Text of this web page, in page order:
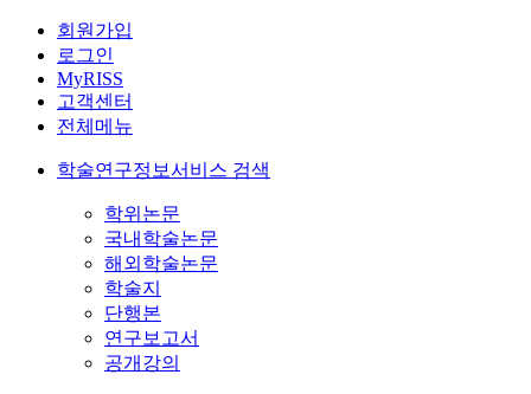
회원가입
로그인
MyRISS
고객센터
전체메뉴
학술연구정보서비스 검색
학위논문
국내학술논문
해외학술논문
학술지
단행본
연구보고서
공개강의